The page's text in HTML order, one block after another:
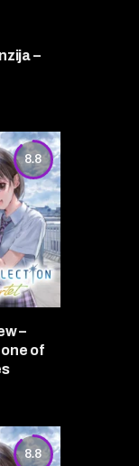
–
8.8
–
of
8.8